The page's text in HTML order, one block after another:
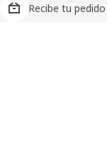
Recibe tu
IKEA, tu